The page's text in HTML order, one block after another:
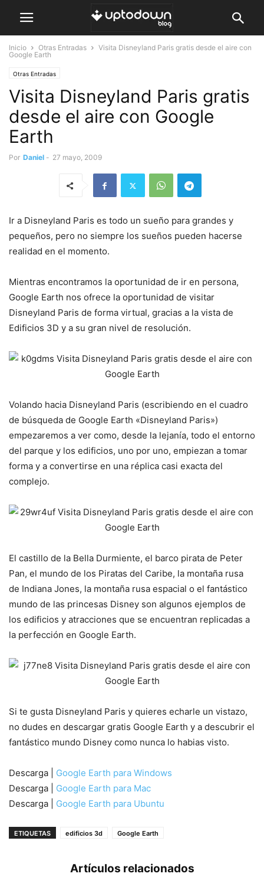
Inicio Otras Entradas
Visita Disneyland Paris gratis desde el aire con
Google Earth
Otras Entradas
Visita Disneyland Paris gratis
desde el aire con Google
Earth
Por Daniel - 27 mayo, 2009
Ir a Disneyland Paris es todo un sueño para grandes y
pequeños, pero no siempre los sueños pueden hacerse
realidad en el momento.
Mientras encontramos la oportunidad de ir en persona,
Google Earth nos ofrece la oportunidad de visitar
Disneyland Paris de forma virtual, gracias a la vista de
Edificios 3D y a su gran nivel de resolución.
Volando hacia Disneyland Paris (escribiendo en el cuadro
de búsqueda de Google Earth «Disneyland Paris»)
empezaremos a ver como, desde la lejanía, todo el entorno
del parque y los edificios, uno por uno, empiezan a tomar
forma y a convertirse en una réplica casi exacta del
complejo.
El castillo de la Bella Durmiente, el barco pirata de Peter
Pan, el mundo de los Piratas del Caribe, la montaña rusa
de Indiana Jones, la montaña rusa espacial o el fantástico
mundo de las princesas Disney son algunos ejemplos de
los edificios y atracciones que se encuentran replicadas a
la perfección en Google Earth.
Si te gusta Disneyland Paris y quieres echarle un vistazo,
no dudes en descargar gratis Google Earth y a descubrir el
fantástico mundo Disney como nunca lo habias visto.
Descarga | Google Earth para Windows
Descarga | Google Earth para Mac
Descarga | Google Earth para Ubuntu
ETIQUETAS edificios 3d Google Earth
Artículos relacionados